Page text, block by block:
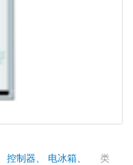
控制器、 电冰箱、
类